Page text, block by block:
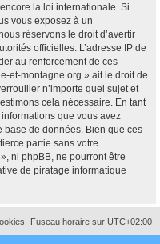
la loi internationale. Si
vous exposez à un
réservons le droit d’avertir
officielles. L’adresse IP de
au renforcement de ces
et-montagne.org » ait le droit de
n’importe quel sujet et
cela nécessaire. En tant
que vous avez
de données. Bien que ces
partie sans votre
ni phpBB, ne pourront être
de piratage informatique
Fuseau horaire sur UTC+02:00